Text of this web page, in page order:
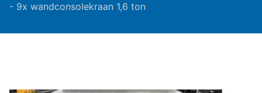
- 9x wandconsolekraan 1,6 ton